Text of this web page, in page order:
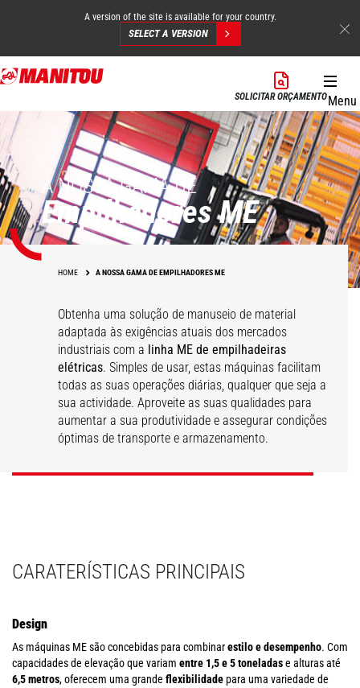
Skip
to
content
A version of the site is available for your country.
SELECT A VERSION
SOLICITAR ORÇAMENTOMenu
A NOSSA GAMA DE
Empilhadores ME
HOME A NOSSA GAMA DE EMPILHADORES ME
Obtenha uma solução de manuseio de material
adaptada às exigências atuais dos mercados
industriais com a linha ME de empilhadeiras
elétricas. Simples de usar, estas máquinas facilitam
todas as suas operações diárias, qualquer que seja a
sua actividade. Aproveite as suas qualidades para
aumentar a sua produtividade e assegurar condições
óptimas de transporte e armazenamento.
Gama ME LIFT Gama ME
CARATERÍSTICAS PRINCIPAIS
Design
As máquinas ME são concebidas para combinarestilo e desempenho. Com
capacidades de elevação que variam entre 1,5 e 5 toneladase alturas até
6,5 metros, oferecem uma grande flexibilidadepara uma variedade de